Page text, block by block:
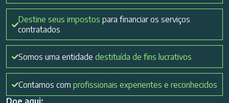
Destine seus impostos para financiar os serviços
contratados
Somos uma entidade destituída de fins lucrativos
Contamos com profissionais experientes e reconhecidos